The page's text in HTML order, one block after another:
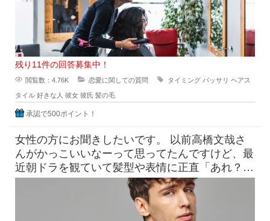
残り11件の回答募集中！
閲覧数：4.76K 恋愛に関しての質問 タイミング バッサリ ヘアス
タイル 好きな人 彼女 彼氏 髪の毛
承認で500ポイント！
女性の方にお聞きしたいです。 以前高橋文哉さ
んがかっこいいなーって思ってたんですけど、最
近朝ドラを観ていて髪型や表情に正直「あれ？こ
んなんだっけ？」みたいにな